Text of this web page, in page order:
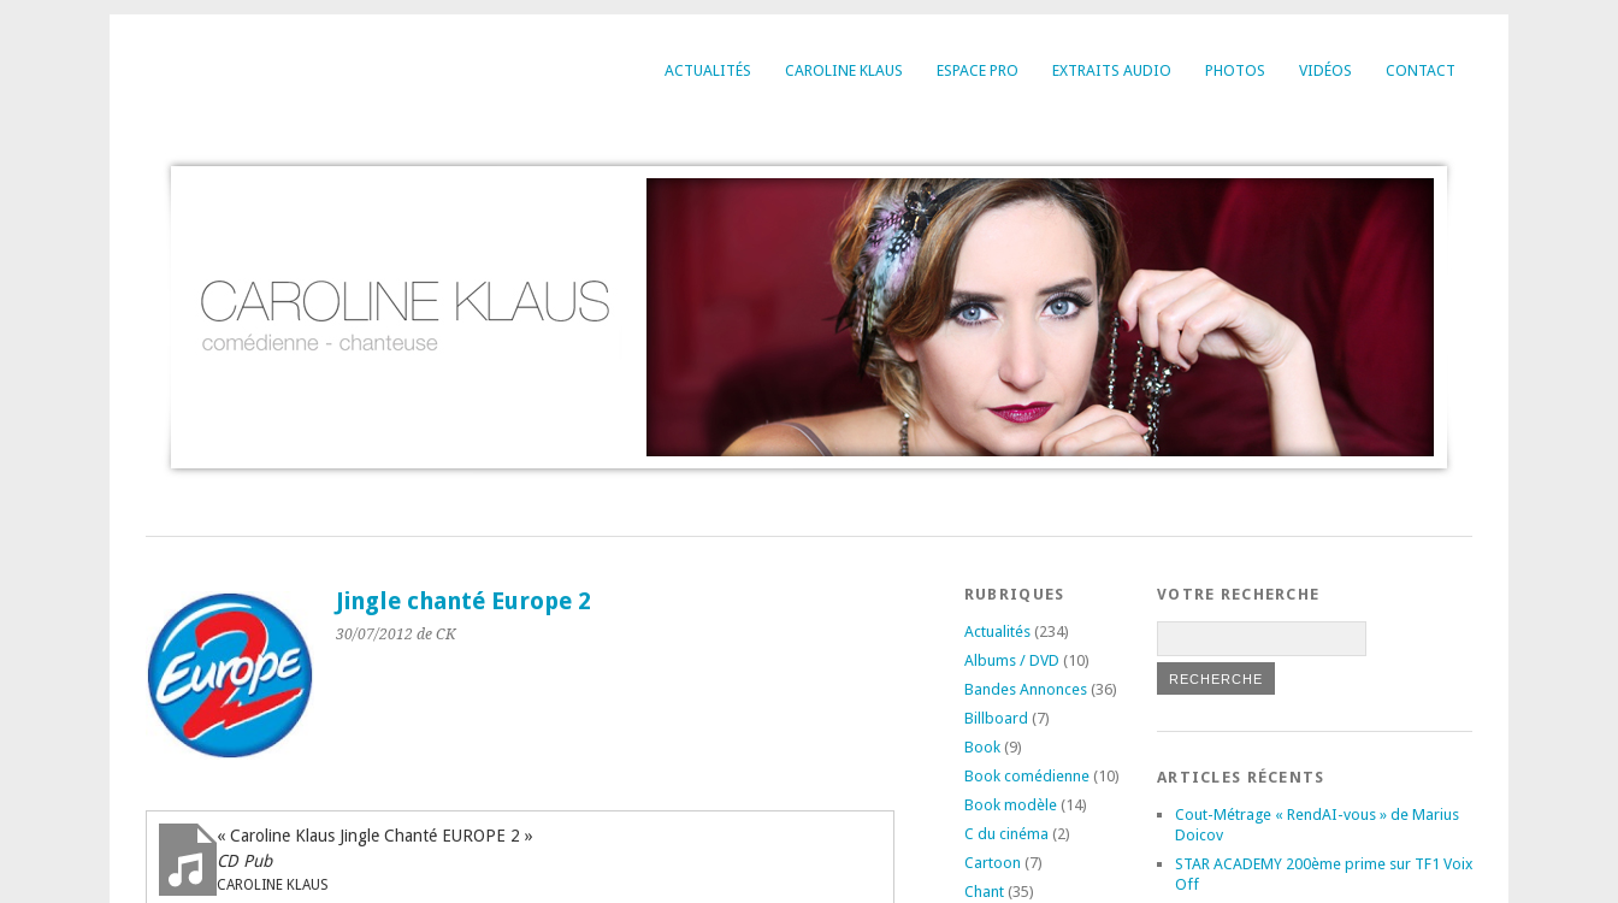
ACTUALITÉS CAROLINE KLAUS ESPACE PRO EXTRAITS AUDIO PHOTOS VIDÉOS CONTACT
Jingle chanté Europe 2
30/07/2012 de CK
« Caroline Klaus Jingle Chanté EUROPE 2 »
CD Pub
CAROLINE KLAUS
RUBRIQUES
Actualités(234)
Albums / DVD (10)
Bandes Annonces(36)
Billboard (7)
Book(9)
Book comédienne(10)
Book modèle(14)
C du cinéma (2)
Cartoon (7)
Chant(35)
VOTRE RECHERCHE
ARTICLES RÉCENTS
Cout-Métrage « RendAI-vous » de Marius
Doicov
STAR ACADEMY 200ème prime sur TF1 Voix
Off